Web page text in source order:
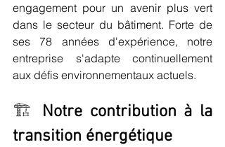
engagement pour un avenir plus vert
dans le secteur du bâtiment. Forte de
ses 78 années d'expérience, notre
entreprise s'adapte continuellement
aux défis environnementaux actuels.
🏗️ Notre contribution à la
transition énergétique